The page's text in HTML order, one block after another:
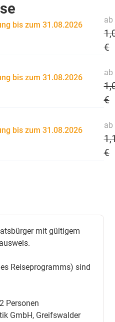
bis zum 31.08.2026
ab
€
bis zum 31.08.2026
ab
€
bis zum 31.08.2026
ab
€
mit gültigem
Reiseprogramms) sind
Personen
GmbH, Greifswalder